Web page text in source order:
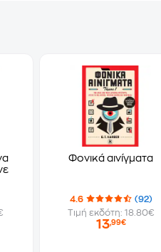
Φονικά αινίγματα
4.6
(92)
Τιμή εκδότη: 18.80€
13,99€